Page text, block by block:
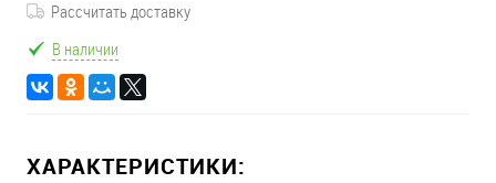
Рассчитать доставку
В наличии
ХАРАКТЕРИСТИКИ: